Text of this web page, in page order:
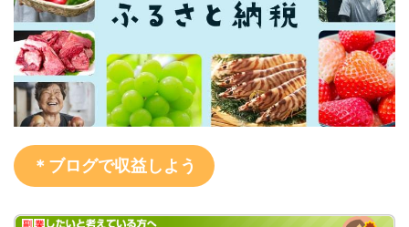
＊ブログで収益しよう